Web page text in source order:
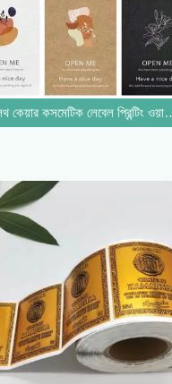
কালি ইঙ্কজেট
কেয়ার কসমেটিক লেবেল প্রিন্টিং